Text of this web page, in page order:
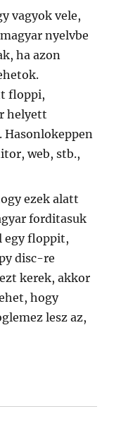
vagyok vele,
nyelvbe
ha azon
floppi,
helyett
Hasonlokeppen
web, stb.,
ezek alatt
forditasuk
egy floppit,
disc-re
kerek, akkor
hogy
lesz az,